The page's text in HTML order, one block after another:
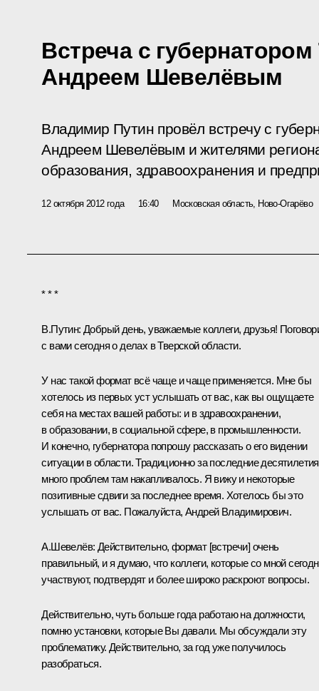
Встреча с
Андреем Шевелёвым
Владимир Путин провёл встречу с
Андреем Шевелёвым и жителями
образования, здравоохранения и
12 октября 2012 года 16:40 Московская область, Ново-Огарёво
* * *
В.Путин: Добрый день, уважаемые коллеги, друзья!
с вами сегодня о делах в Тверской области.
У нас такой формат всё чаще и чаще применяется. Мне бы
хотелось из первых уст услышать от вас, как вы ощущаете
себя на местах вашей работы: и в здравоохранении,
в образовании, в социальной сфере, в промышленности.
И конечно, губернатора попрошу рассказать о его видении
ситуации в области. Традиционно за последние десятилетия
много проблем там накапливалось. Я вижу и некоторые
позитивные сдвиги за последнее время. Хотелось бы это
услышать от вас. Пожалуйста, Андрей Владимирович.
А.Шевелёв: Действительно, формат [встречи] очень
правильный, и я думаю, что коллеги, которые со мной
участвуют, подтвердят и более широко раскроют вопросы.
Действительно, чуть больше года работаю на должности,
помню установки, которые Вы давали. Мы обсуждали эту
проблематику. Действительно, за год уже получилось
разобраться.